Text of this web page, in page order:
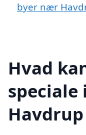
byer nær
Hvad